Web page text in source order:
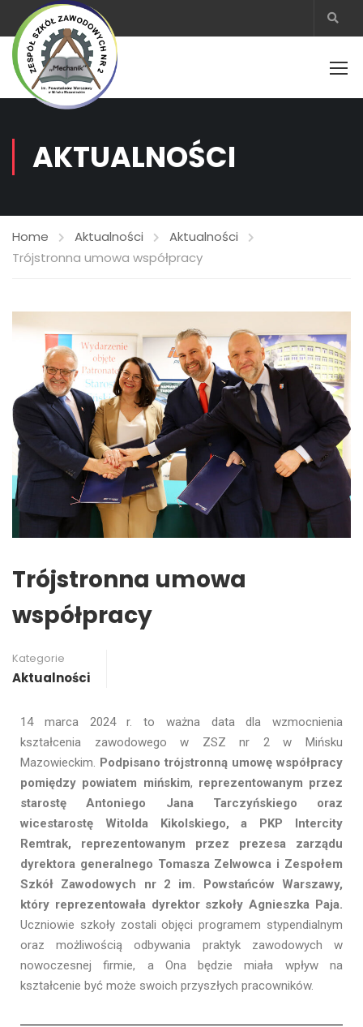
AKTUALNOŚCI
Home Aktualności
Aktualności
Trójstronna umowa współpracy
Trójstronna umowa
współpracy
Kategorie
Aktualności
14 marca 2024 r. to ważna data dla wzmocnienia
kształcenia zawodowego w ZSZ nr 2 w Mińsku
Mazowieckim. Podpisano trójstronną umowę współpracy
pomiędzy powiatem mińskim, reprezentowanym przez
starostę Antoniego Jana Tarczyńskiego oraz
wicestarostę Witolda Kikolskiego, a PKP Intercity
Remtrak, reprezentowanym przez prezesa zarządu
dyrektora generalnego Tomasza Zelwowca i Zespołem
Szkół Zawodowych nr 2 im. Powstańców Warszawy,
który reprezentowała dyrektor szkoły Agnieszka Paja.
Uczniowie szkoły zostali objęci programem stypendialnym
oraz możliwością odbywania praktyk zawodowych w
nowoczesnej firmie, a Ona będzie miała wpływ na
kształcenie być może swoich przyszłych pracowników.